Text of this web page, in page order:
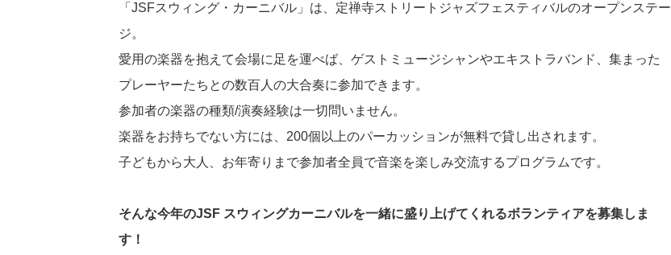
「JSFスウィング・カーニバル」は、定禅寺ストリートジャズフェスティバルのオープンステー
ジ。
愛用の楽器を抱えて会場に足を運べば、ゲストミュージシャンやエキストラバンド、集まった
プレーヤーたちとの数百人の大合奏に参加できます。
参加者の楽器の種類/演奏経験は一切問いません。
楽器をお持ちでない方には、200個以上のパーカッションが無料で貸し出されます。
子どもから大人、お年寄りまで参加者全員で音楽を楽しみ交流するプログラムです。
そんな今年のJSF スウィングカーニバルを一緒に盛り上げてくれるボランティアを募集しま
す！